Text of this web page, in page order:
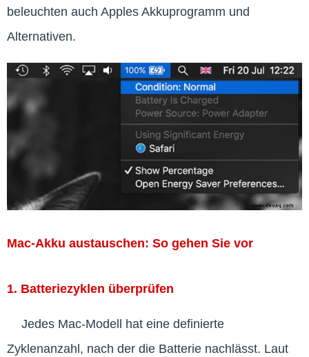
beleuchten auch Apples Akkuprogramm und
Alternativen.
Mac-Akku austauschen: So gehen Sie vor
1. Batteriezyklen überprüfen
Jedes Mac-Modell hat eine definierte
Zyklenanzahl, nach der die Batterie nachlässt. Laut